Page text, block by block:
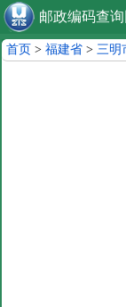
邮政编码查询
首页 >福建省 >三明